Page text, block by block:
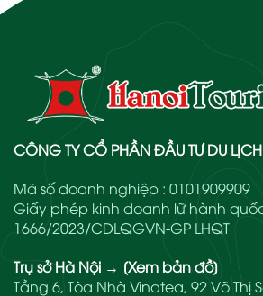
CÔNG TY CỔ PHẦN ĐẦU TƯ DU
Mã số doanh nghiệp : 0101909909
Giấy phép kinh doanh lữ hành
1666/2023/CDLQGVN-GP LHQT
Trụ sở Hà Nội → [Xem bản đồ]
Tầng 6, Tòa Nhà Vinatea, 92 Võ Thị